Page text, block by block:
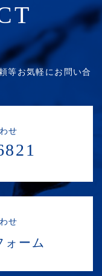
等お気軽にお問い合
せ
せ
ォーム